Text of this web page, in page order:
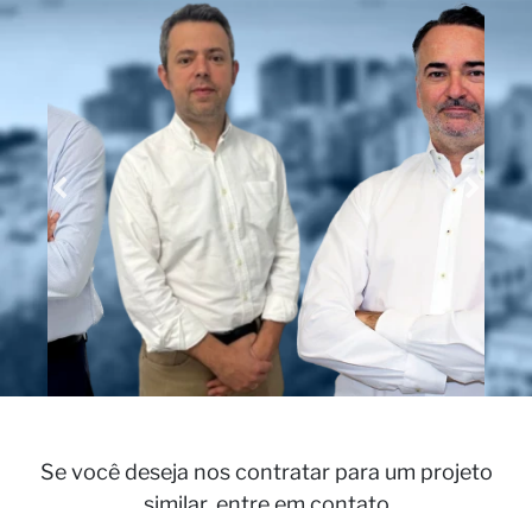
Se você deseja nos contratar para um projeto